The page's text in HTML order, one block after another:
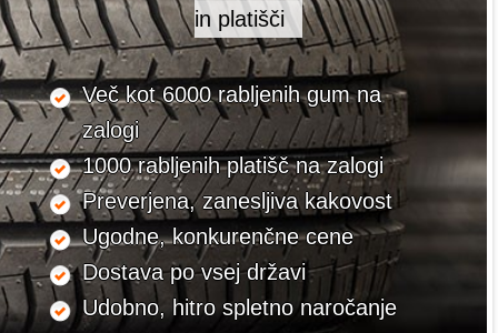
in platišči
Več kot 6000 rabljenih gum na
zalogi
1000 rabljenih platišč na zalogi
Preverjena, zanesljiva kakovost
Ugodne, konkurenčne cene
Dostava po vsej državi
Udobno, hitro spletno naročanje